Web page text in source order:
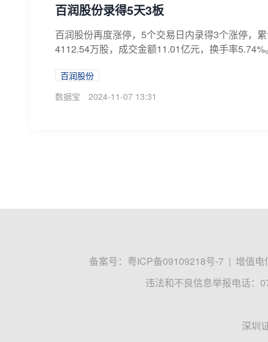
百润股份录得5天3板
百润股份再度涨停，5个交易日内录得3个涨停，
4112.54万股，成交金额11.01亿元，换手率
百润股份
数据宝
2024-11-07 13:31
备案号： 粤ICP备09109218号-7 | 增值电
违法和不良信息举报电话：
深圳